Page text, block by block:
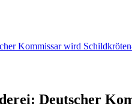
Kommissar wird
Deutscher